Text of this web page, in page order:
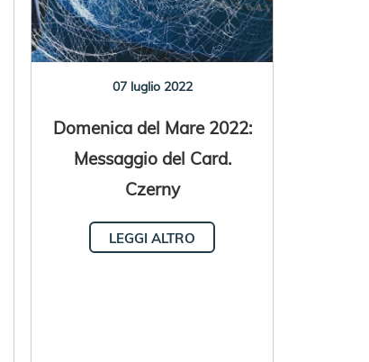
07 luglio 2022
Domenica del Mare 2022:
Messaggio del Card.
Czerny
LEGGI ALTRO